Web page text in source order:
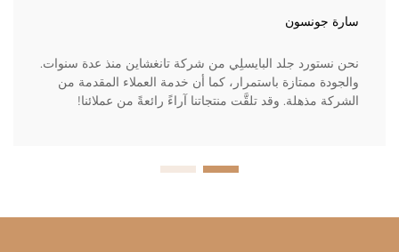
سارة جونسون
نحن نستورد جلد البايسلِي من شركة تانغشاين منذ عدة سنوات.
والجودة ممتازة باستمرار، كما أن خدمة العملاء المقدمة من
الشركة مذهلة. وقد تلقَّت منتجاتنا آراءً رائعةً من عملائنا!